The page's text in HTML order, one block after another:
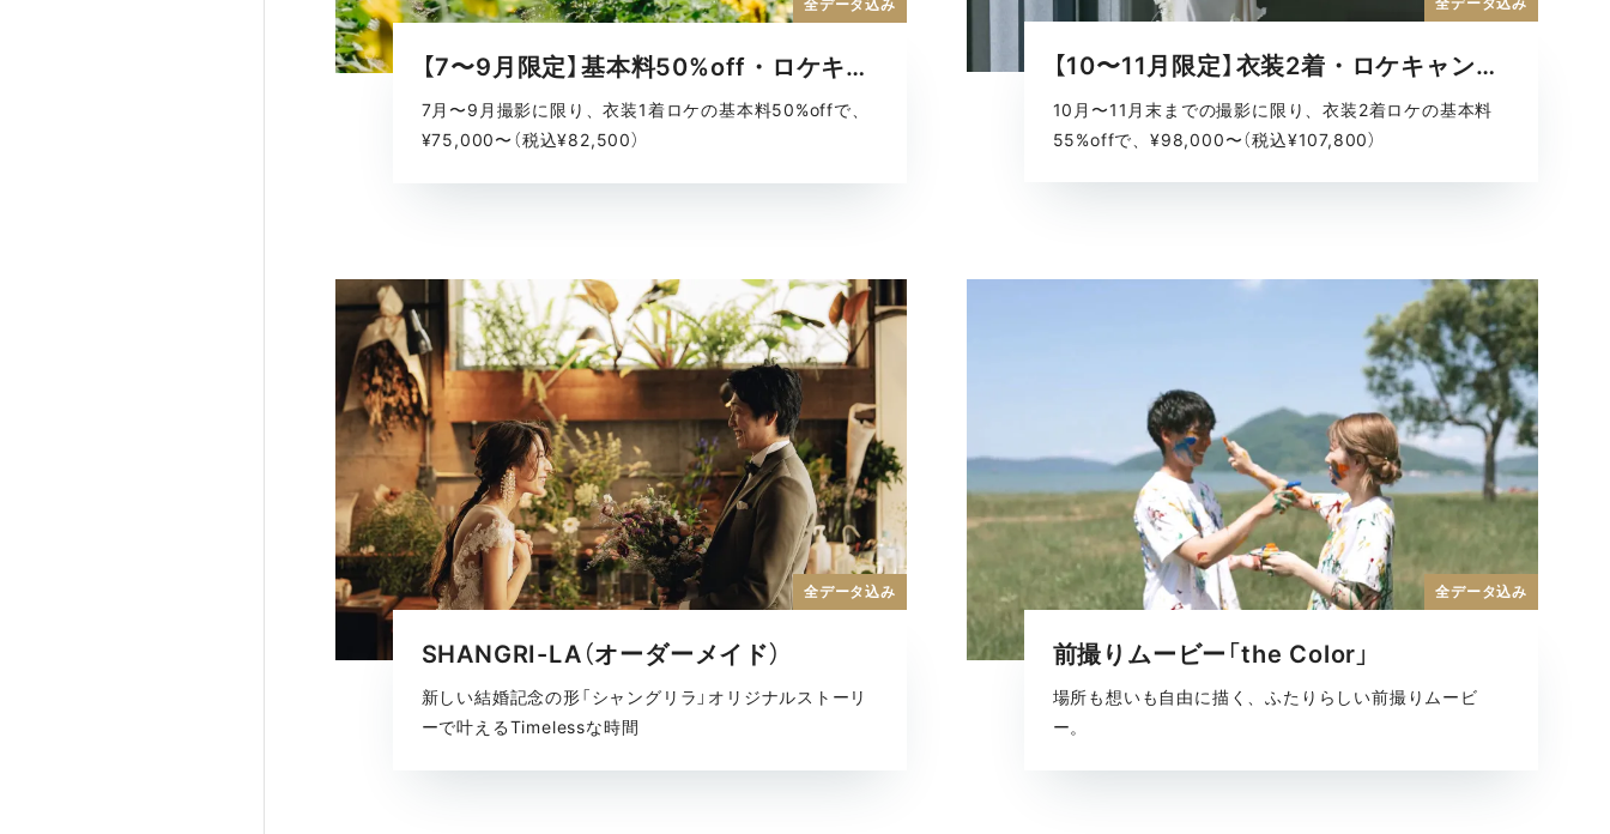
【7〜9月限定】基本料50%off・ロケキャンペーン
7月〜9月撮影に限り、衣装1着ロケの基本料50%offで、
¥75,000〜（税込¥82,500）
全データ込み
【10〜11月限定】衣装2着・ロケキャンペーン
10月〜11月末までの撮影に限り、衣装2着ロケの基本料
55%offで、¥98,000〜（税込¥107,800）
SHANGRI-LA（オーダーメイド）
新しい結婚記念の形「シャングリラ」オリジナルストーリ
ーで叶えるTimelessな時間
全データ込み
前撮りムービー「the Color」
場所も想いも自由に描く、ふたりらしい前撮りムービ
ー。
全データ込み